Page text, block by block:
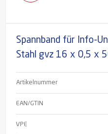
Spannband für Info-
Stahl gvz 16 x 0,5 x
Artikelnummer
EAN/GTIN
VPE